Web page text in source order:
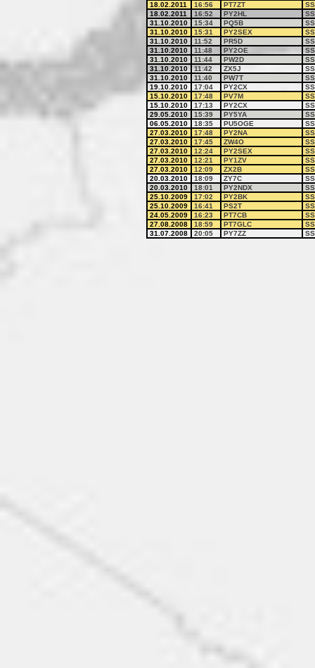
18.02.2011 16:56 PT7ZT
18.02.2011
16:52 PY2HL
31.10.2010
15:34 PQ5B
31.10.2010
15:31 PY2SEX
31.10.2010
11:52 PR5D
31.10.2010
11:48 PY2OE
31.10.2010
11:44 PW2D
31.10.2010
11:42 ZX5J
31.10.2010
11:40 PW7T
19.10.2010
17:04 PY2CX
15.10.2010
17:48 PV7M
15.10.2010
17:13 PY2CX
29.05.2010
15:39 PY5YA
06.05.2010
18:35 PU5OGE
27.03.2010
17:48 PY2NA
27.03.2010
17:45 ZW4O
27.03.2010
12:24 PY2SEX
27.03.2010
12:21 PY1ZV
27.03.2010
12:09 ZX2B
20.03.2010
18:09 ZY7C
20.03.2010
18:01 PY2NDX
25.10.2009
17:02 PY2BK
25.10.2009
16:41 PS2T
24.05.2009
16:23 PT7CB
27.08.2008
18:59 PT7GLC
31.07.2008
20:05 PY7ZZ